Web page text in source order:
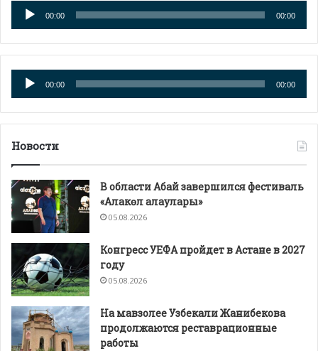
Аудиоплеер
00:00 00:00
Аудиоплеер
00:00 00:00
Новости
В области Абай завершился фестиваль
«Алакөл алаулары»
05.08.2026
Конгресс УЕФА пройдет в Астане в 2027
году
05.08.2026
На мавзолее Узбекали Жанибекова
продолжаются реставрационные
работы